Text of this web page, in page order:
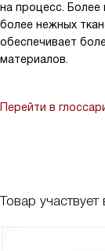
Товар участвует
на процесс.
более нежных
обеспечивает
материалов.
Перейти в